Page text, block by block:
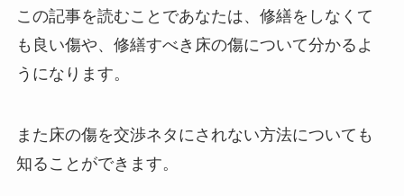
この記事を読むことであなたは、修繕をしなくて
も良い傷や、修繕すべき床の傷について分かるよ
うになります。
また床の傷を交渉ネタにされない方法についても
知ることができます。